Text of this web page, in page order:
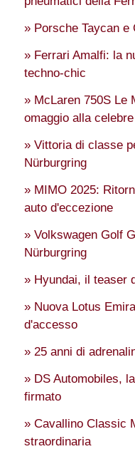
» Porsche Taycan e
» Ferrari Amalfi: la
techno-chic
» McLaren 750S Le
omaggio alla
» Vittoria di classe
Nürburgring
» MIMO 2025:
auto d'eccezione
» Volkswagen Golf
Nürburgring
» Hyundai, il teaser
» Nuova Lotus
d'accesso
» 25 anni di
» DS Automobiles,
firmato
» Cavallino Classic
straordinaria